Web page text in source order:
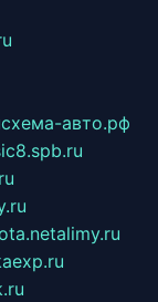
схема-авто.рф
alimy.ru